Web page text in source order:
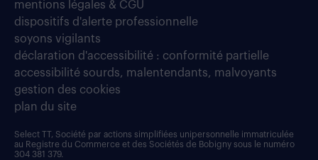
mentions légales & CGU
dispositifs d'alerte professionnelle
soyons vigilants
déclaration d'accessibilité : conformité partielle
accessibilité sourds, malentendants, malvoyants
gestion des cookies
plan du site
Select TT, Société par actions simplifiées unipersonnelle immatriculée
au Registre du Commerce et des Sociétés de Bobigny sous le numéro
304 381 379.